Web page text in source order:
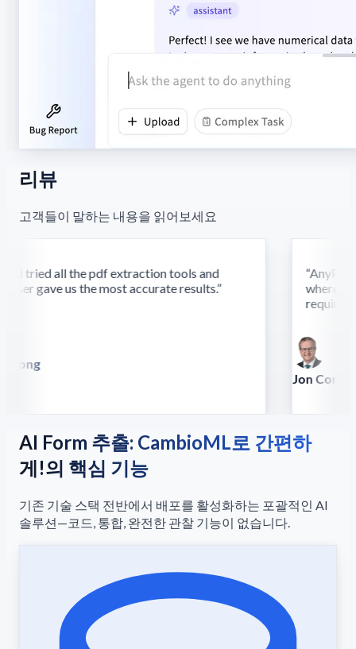
리뷰
고객들이 말하는 내용을 읽어보세요
tried all the pdf extraction tools and
gave us the most accurate results.”
where
require
Jon Conradt
AI Form 추출: CambioML로 간편하
게!의 핵심 기능
기존 기술 스택 전반에서 배포를 활성화하는 포괄적인 AI
솔루션—코드, 통합, 완전한 관찰 기능이 없습니다.